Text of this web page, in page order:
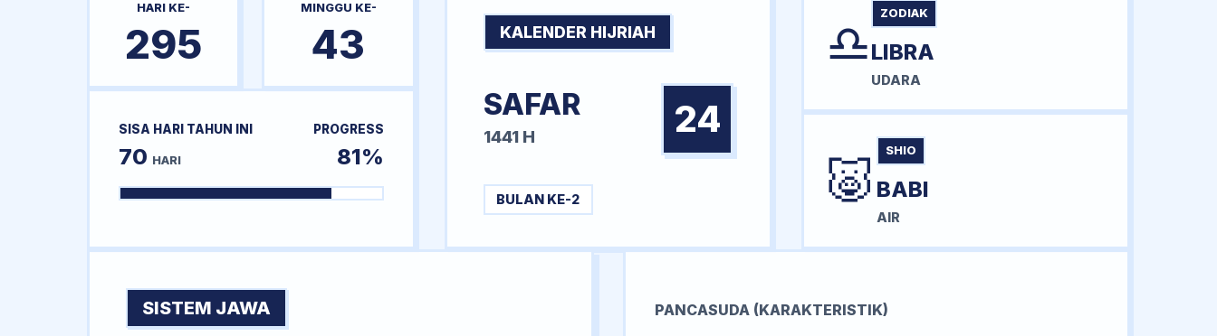
HARI KE-
295
MINGGU KE-
43
SISA HARI TAHUN INI
70 HARI
PROGRESS
81%
KALENDER HIJRIAH
SAFAR
1441 H 24
BULAN KE-2
♎ ZODIAK
LIBRA
UDARA
🐷 SHIO
BABI
AIR
SISTEM JAWA PANCASUDA (KARAKTERISTIK)